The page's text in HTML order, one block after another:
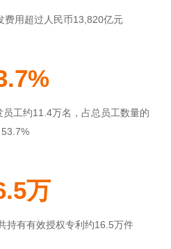
费用超过人民币13,820亿元
工约11.4万名，占总员工数量的
53.7%
万
持有有效授权专利约16.5万件